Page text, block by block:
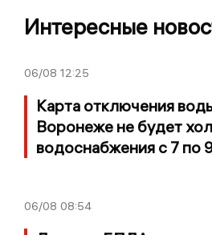
Интересные
06/08 12:25
Карта отключения
Воронеже не будет
водоснабжения с 7 по
06/08 08:54